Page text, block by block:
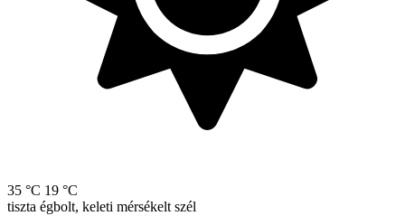
35 °C 19 °C
tiszta égbolt, keleti mérsékelt szél